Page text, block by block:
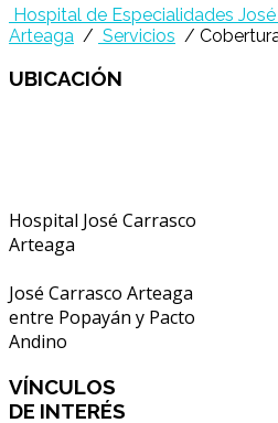
Hospital de Especialidades
Arteaga / Servicios /
UBICACIÓN
Hospital José Carrasco
Arteaga
José Carrasco Arteaga
entre Popayán y Pacto
Andino
VÍNCULOS
DE INTERÉS